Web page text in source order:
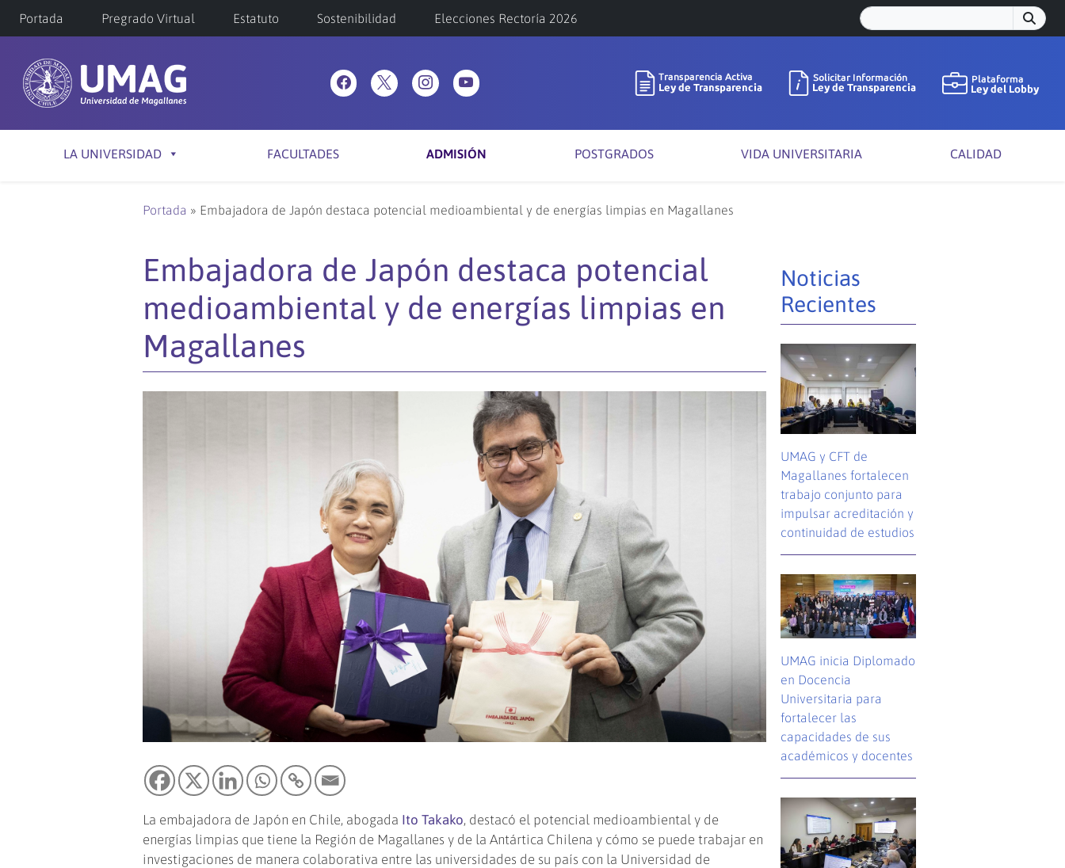
Portada Pregrado Virtual Estatuto Sostenibilidad Elecciones Rectoría 2026
LA UNIVERSIDAD FACULTADES ADMISIÓN POSTGRADOS VIDA UNIVERSITARIA CALIDAD
Portada » Embajadora de Japón destaca potencial medioambiental y de energías limpias en Magallanes
Embajadora de Japón destaca potencial
medioambiental y de energías limpias en
Magallanes
La embajadora de Japón en Chile, abogada Ito Takako, destacó el potencial medioambiental y de
energías limpias que tiene la Región de Magallanes y de la Antártica Chilena y cómo se puede trabajar en
investigaciones de manera colaborativa entre las universidades de su país con la Universidad de
Noticias
Recientes
UMAG y CFT de
Magallanes fortalecen
trabajo conjunto para
impulsar acreditación y
continuidad de estudios
UMAG inicia Diplomado
en Docencia
Universitaria para
fortalecer las
capacidades de sus
académicos y docentes